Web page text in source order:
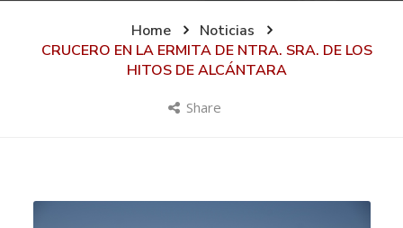
Home
Noticias
CRUCERO EN LA ERMITA DE NTRA. SRA. DE LOS
HITOS DE ALCÁNTARA
Share